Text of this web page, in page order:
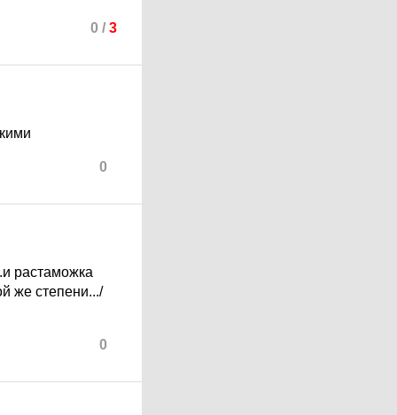
0 / 3
0
растаможка
же степени.../
0